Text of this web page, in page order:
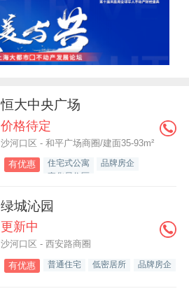
恒大中央广场
价格待定
沙河口区 - 和平广场商圈/建面35-93m²
有优惠 住宅式公寓
品牌房企
豪华居住区
绿城沁园
更新中
沙河口区 - 西安路商圈
有优惠 普通住宅 低密居所 品牌房企